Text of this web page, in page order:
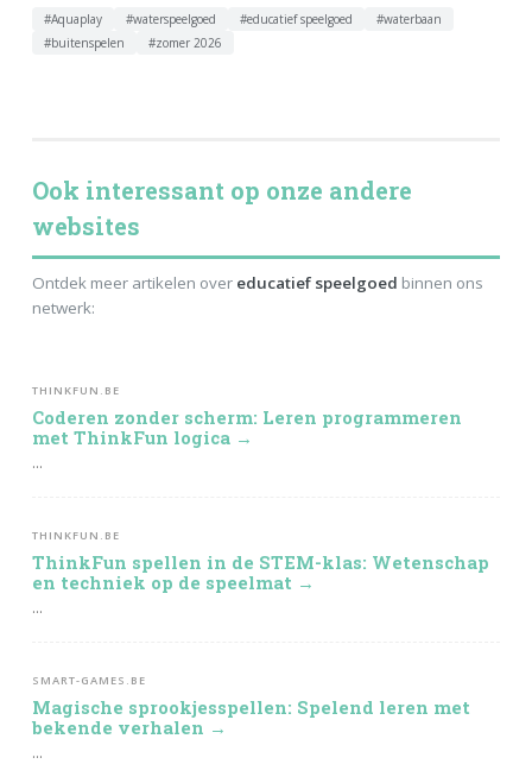
#Aquaplay #waterspeelgoed #educatief speelgoed
#waterbaan
#buitenspelen
#zomer 2026
Ook interessant op onze andere
websites
Ontdek meer artikelen over educatief speelgoed binnen ons
netwerk:
THINKFUN.BE
Coderen zonder scherm: Leren programmeren
met ThinkFun logica →
...
THINKFUN.BE
ThinkFun spellen in de STEM-klas: Wetenschap
en techniek op de speelmat →
...
SMART-GAMES.BE
Magische sprookjesspellen: Spelend leren met
bekende verhalen →
...